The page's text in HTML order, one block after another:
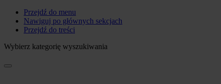
Przejdź do menu
Nawiguj po głównych sekcjach
Przejdź do treści
Wybierz kategorię wyszukiwania